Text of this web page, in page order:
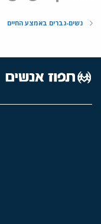
נשים-גברים באמצע החיים